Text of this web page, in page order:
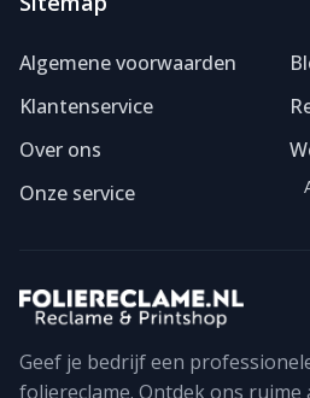
Algemene voorwaarden
Klantenservice
Over ons
Onze service
Geef je bedrijf een
foliereclame. Ontdek ons